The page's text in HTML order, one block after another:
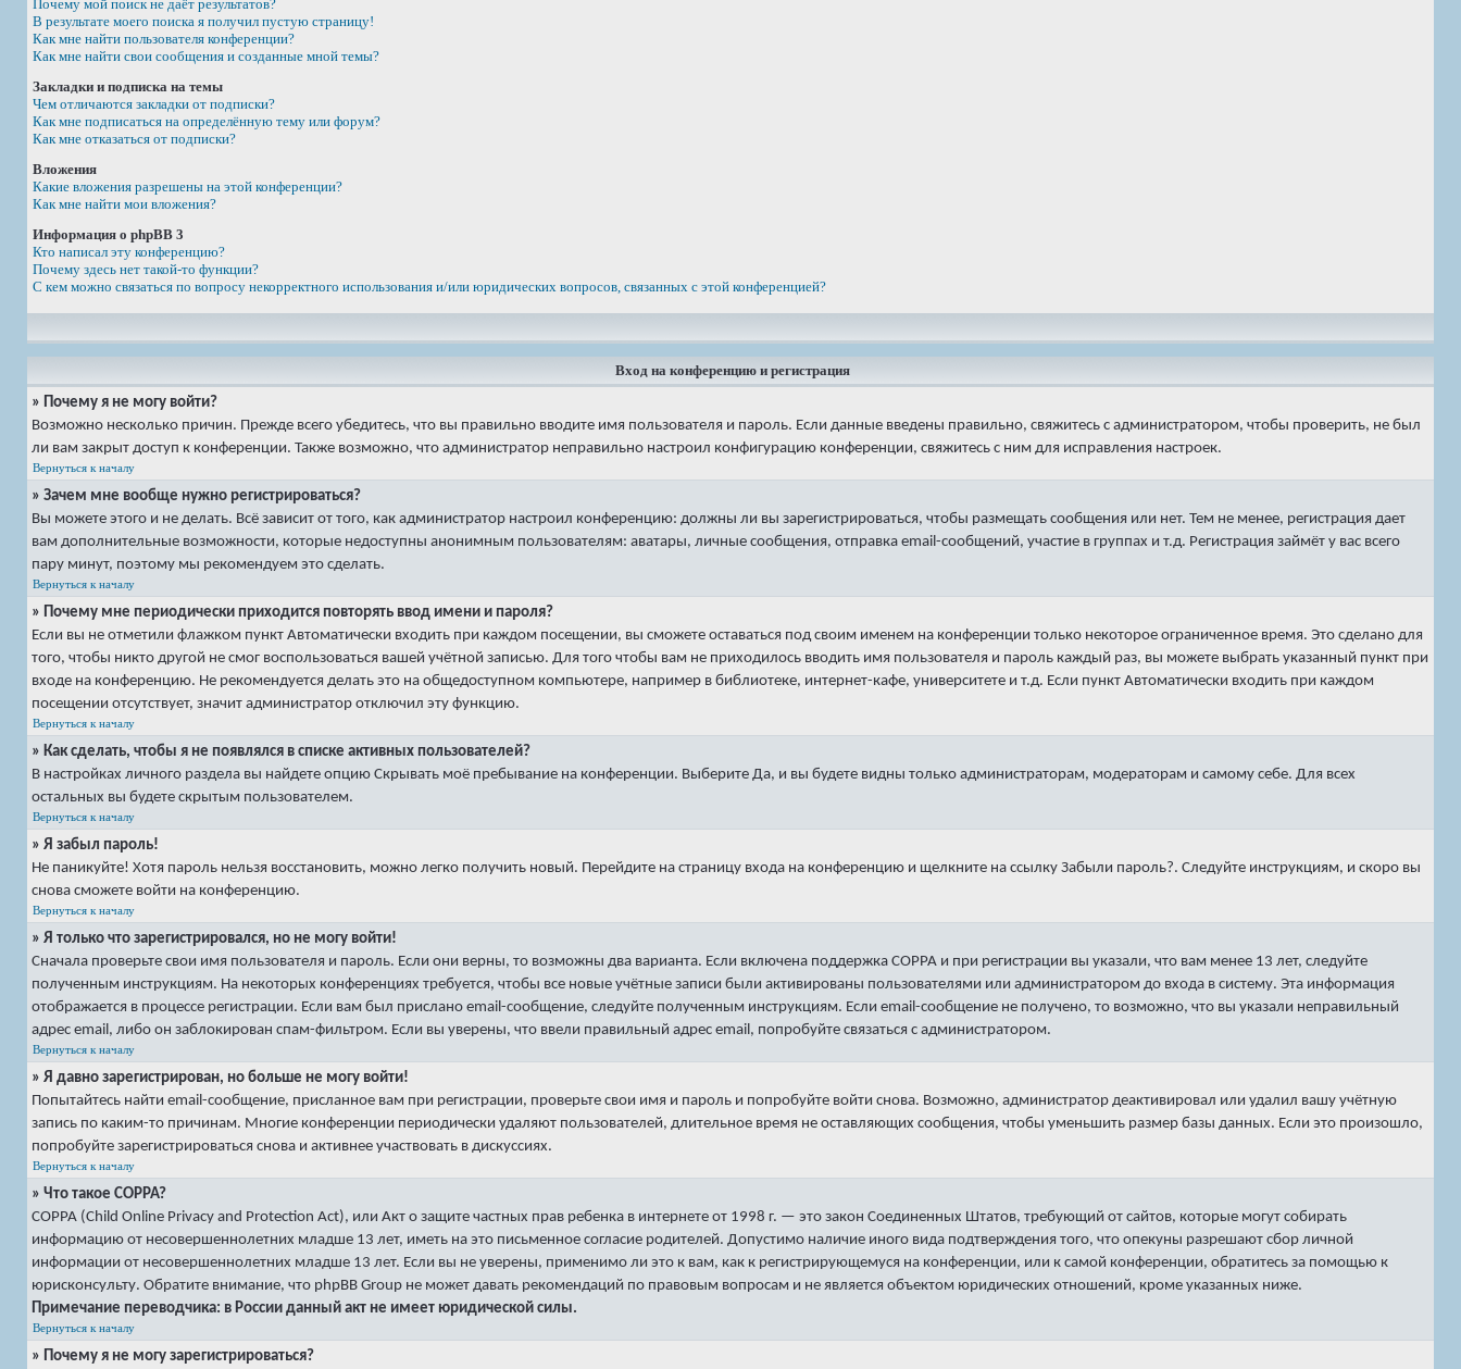
Почему мой поиск не даёт результатов?
В результате моего поиска я получил пустую страницу!
Как мне найти пользователя конференции?
Как мне найти свои сообщения и созданные мной темы?
Закладки и подписка на темы
Чем отличаются закладки от подписки?
Как мне подписаться на определённую тему или форум?
Как мне отказаться от подписки?
Вложения
Какие вложения разрешены на этой конференции?
Как мне найти мои вложения?
Информация о phpBB 3
Кто написал эту конференцию?
Почему здесь нет такой-то функции?
С кем можно связаться по вопросу некорректного использования и/или юридических вопросов, связанных с этой конференцией?
Вход на конференцию и регистрация
» Почему я не могу войти?
Возможно несколько причин. Прежде всего убедитесь, что вы правильно вводите имя пользователя и пароль. Если данные введены правильно, свяжитесь с администратором, чтобы проверить, не был
ли вам закрыт доступ к конференции. Также возможно, что администратор неправильно настроил конфигурацию конференции, свяжитесь с ним для исправления настроек.
Вернуться к началу
» Зачем мне вообще нужно регистрироваться?
Вы можете этого и не делать. Всё зависит от того, как администратор настроил конференцию: должны ли вы зарегистрироваться, чтобы размещать сообщения или нет. Тем не менее, регистрация дает
вам дополнительные возможности, которые недоступны анонимным пользователям: аватары, личные сообщения, отправка email-сообщений, участие в группах и т.д. Регистрация займёт у вас всего
пару минут, поэтому мы рекомендуем это сделать.
Вернуться к началу
» Почему мне периодически приходится повторять ввод имени и пароля?
Если вы не отметили флажком пунктАвтоматически входить при каждом посещении, вы сможете оставаться под своим именем на конференции только некоторое ограниченное время. Это сделано для
того, чтобы никто другой не смог воспользоваться вашей учётной записью. Для того чтобы вам не приходилось вводить имя пользователя и пароль каждый раз, вы можете выбрать указанный пункт при
входе на конференцию. Не рекомендуется делать это на общедоступном компьютере, например в библиотеке, интернет-кафе, университете и т.д. Если пунктАвтоматически входить при каждом
посещении отсутствует, значит администратор отключил эту функцию.
Вернуться к началу
» Как сделать, чтобы я не появлялся в списке активных пользователей?
В настройках личного раздела вы найдете опциюСкрывать моё пребывание на конференции. ВыберитеДа, и вы будете видны только администраторам, модераторам и самому себе. Для всех
остальных вы будете скрытым пользователем.
Вернуться к началу
» Я забыл пароль!
Не паникуйте! Хотя пароль нельзя восстановить, можно легко получить новый. Перейдите на страницу входа на конференцию и щелкните на ссылкуЗабыли пароль?. Следуйте инструкциям, и скоро вы
снова сможете войти на конференцию.
Вернуться к началу
» Я только что зарегистрировался, но не могу войти!
Сначала проверьте свои имя пользователя и пароль. Если они верны, то возможны два варианта. Если включена поддержка COPPA и при регистрации вы указали, что вам менее 13 лет, следуйте
полученным инструкциям. На некоторых конференциях требуется, чтобы все новые учётные записи были активированы пользователями или администратором до входа в систему. Эта информация
отображается в процессе регистрации. Если вам был прислано email-сообщение, следуйте полученным инструкциям. Если email-сообщение не получено, то возможно, что вы указали неправильный
адрес email, либо он заблокирован спам-фильтром. Если вы уверены, что ввели правильный адрес email, попробуйте связаться с администратором.
Вернуться к началу
» Я давно зарегистрирован, но больше не могу войти!
Попытайтесь найти email-сообщение, присланное вам при регистрации, проверьте свои имя и пароль и попробуйте войти снова. Возможно, администратор деактивировал или удалил вашу учётную
запись по каким-то причинам. Многие конференции периодически удаляют пользователей, длительное время не оставляющих сообщения, чтобы уменьшить размер базы данных. Если это произошло,
попробуйте зарегистрироваться снова и активнее участвовать в дискуссиях.
Вернуться к началу
» Что такое COPPA?
COPPA (Child Online Privacy and Protection Act), или Акт о защите частных прав ребенка в интернете от 1998 г. — это закон Соединенных Штатов, требующий от сайтов, которые могут собирать
информацию от несовершеннолетних младше 13 лет, иметь на это письменное согласие родителей. Допустимо наличие иного вида подтверждения того, что опекуны разрешают сбор личной
информации от несовершеннолетних младше 13 лет. Если вы не уверены, применимо ли это к вам, как к регистрирующемуся на конференции, или к самой конференции, обратитесь за помощью к
юрисконсульту. Обратите внимание, что phpBB Group не может давать рекомендаций по правовым вопросам и не является объектом юридических отношений, кроме указанных ниже.
Примечание переводчика: в России данный акт не имеет юридической силы.
Вернуться к началу
» Почему я не могу зарегистрироваться?